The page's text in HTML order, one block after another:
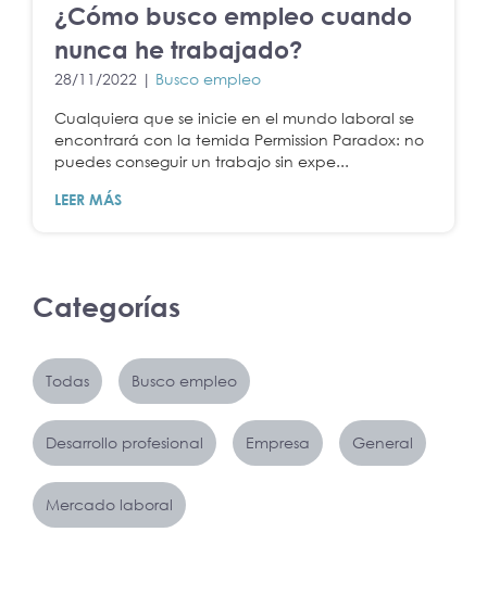
¿Cómo busco empleo cuando
nunca he trabajado?
28/11/2022 | Busco empleo
Cualquiera que se inicie en el mundo laboral se
encontrará con la temida Permission Paradox: no
puedes conseguir un trabajo sin expe...
LEER MÁS
Categorías
Todas Busco empleo
Desarrollo profesional Empresa General
Mercado laboral